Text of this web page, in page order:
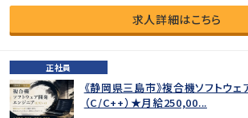
求人詳細はこちら
正社員
《静岡県三島市》複合機ソフトウ
（C/C++）★月給250,00...